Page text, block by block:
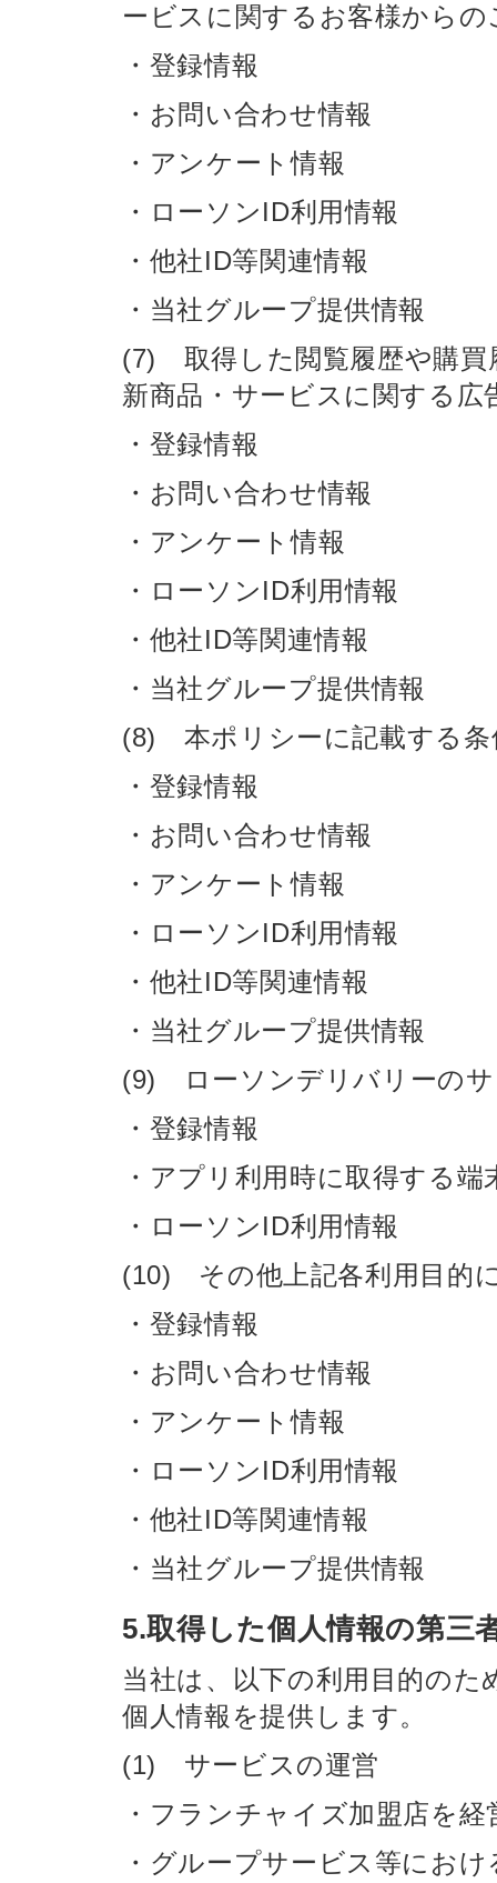
ービスに関するお客様から
・登録情報
・お問い合わせ情報
・アンケート情報
・ローソンID利用情報
・他社ID等関連情報
・当社グループ提供情報
(7) 取得した閲覧履歴や購買
新商品・サービスに関する
・登録情報
・お問い合わせ情報
・アンケート情報
・ローソンID利用情報
・他社ID等関連情報
・当社グループ提供情報
(8) 本ポリシーに記載する条
・登録情報
・お問い合わせ情報
・アンケート情報
・ローソンID利用情報
・他社ID等関連情報
・当社グループ提供情報
(9) ローソンデリバリーのサ
・登録情報
・アプリ利用時に取得する端
・ローソンID利用情報
(10) その他上記各利用目的
・登録情報
・お問い合わせ情報
・アンケート情報
・ローソンID利用情報
・他社ID等関連情報
・当社グループ提供情報
5.取得した個人情報の第三
当社は、以下の利用目的の
個人情報を提供します。
(1) サービスの運営
・フランチャイズ加盟店を
・グループサービス等にお